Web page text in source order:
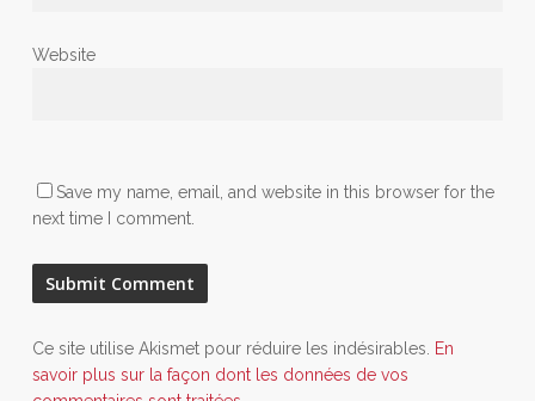
Website
Save my name, email, and website in this browser for the
next time I comment.
Ce site utilise Akismet pour réduire les indésirables.
En
savoir plus sur la façon dont les données de vos